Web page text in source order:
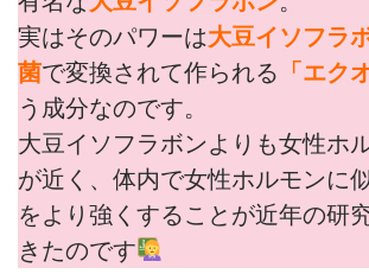
実はそのパワーは大豆イソフラ
菌で変換されて作られる 「エク
う成分なのです。
大豆イソフラボンよりも女性ホ
が近く、体内で女性ホルモンに
をより強くすることが近年の研
きたのです